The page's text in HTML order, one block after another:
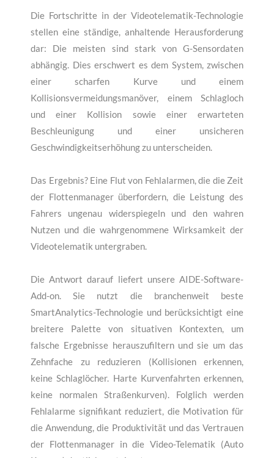
Die Fortschritte in der Videotelematik-Technologie
stellen eine ständige, anhaltende Herausforderung
dar: Die meisten sind stark von G-Sensordaten
abhängig. Dies erschwert es dem System, zwischen
einer scharfen Kurve und einem
Kollisionsvermeidungsmanöver, einem Schlagloch
und einer Kollision sowie einer erwarteten
Beschleunigung und einer unsicheren
Das Ergebnis? Eine Flut von Fehlalarmen, die die Zeit
der Flottenmanager überfordern, die Leistung des
Fahrers ungenau widerspiegeln und den wahren
Nutzen und die wahrgenommene Wirksamkeit der
Die Antwort darauf liefert unsere AIDE-Software-
Add-on. Sie nutzt die branchenweit beste
SmartAnalytics-Technologie und berücksichtigt eine
breitere Palette von situativen Kontexten, um
falsche Ergebnisse herauszufiltern und sie um das
Zehnfache zu reduzieren (Kollisionen erkennen,
keine Schlaglöcher. Harte Kurvenfahrten erkennen,
keine normalen Straßenkurven). Folglich werden
Fehlalarme signifikant reduziert, die Motivation für
die Anwendung, die Produktivität und das Vertrauen